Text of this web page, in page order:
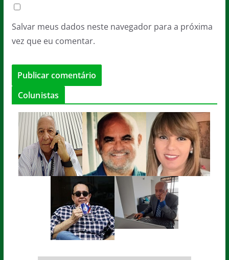
Salvar meus dados neste navegador para a próxima
vez que eu comentar.
Colunistas